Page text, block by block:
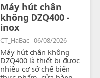
Máy hút chân
không DZQ400 -
inox
CT_HaBac - 06/08/2026
Máy hút chân không
DZQ400 là thiết bị được
nhiều cơ sở chế biến